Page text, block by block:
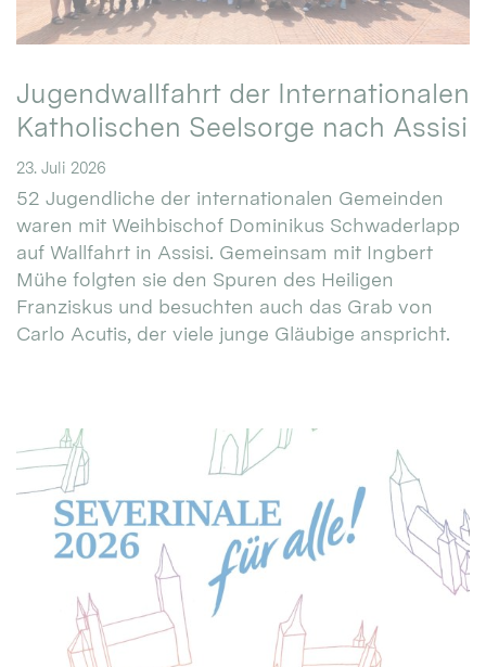
Jugendwallfahrt der Internationalen
Katholischen Seelsorge nach Assisi
23. Juli 2026
52 Jugendliche der internationalen Gemeinden
waren mit Weihbischof Dominikus Schwaderlapp
auf Wallfahrt in Assisi. Gemeinsam mit Ingbert
Mühe folgten sie den Spuren des Heiligen
Franziskus und besuchten auch das Grab von
Carlo Acutis, der viele junge Gläubige anspricht.